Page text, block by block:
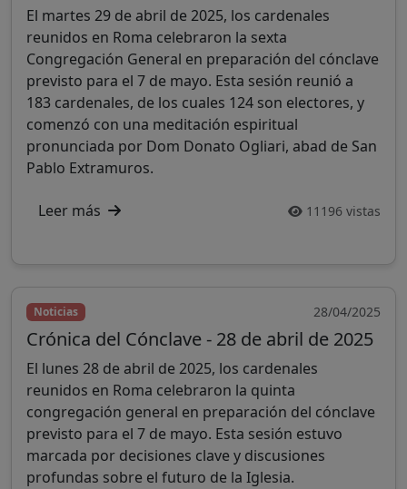
El martes 29 de abril de 2025, los cardenales
reunidos en Roma celebraron la sexta
Congregación General en preparación del cónclave
previsto para el 7 de mayo. Esta sesión reunió a
183 cardenales, de los cuales 124 son electores, y
comenzó con una meditación espiritual
pronunciada por Dom Donato Ogliari, abad de San
Pablo Extramuros.
Leer más 11196 vistas
Noticias 28/04/2025
Crónica del Cónclave - 28 de abril de 2025
El lunes 28 de abril de 2025, los cardenales
reunidos en Roma celebraron la quinta
congregación general en preparación del cónclave
previsto para el 7 de mayo. Esta sesión estuvo
marcada por decisiones clave y discusiones
profundas sobre el futuro de la Iglesia.